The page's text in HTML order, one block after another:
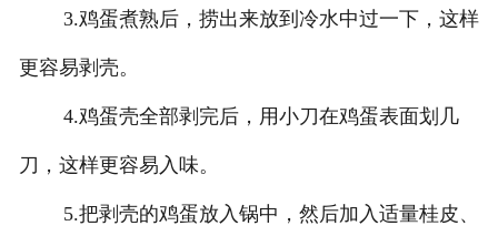
3.鸡蛋煮熟后，捞出来放到冷水中过一下，这样
更容易剥壳。
4.鸡蛋壳全部剥完后，用小刀在鸡蛋表面划几
刀，这样更容易入味。
5.把剥壳的鸡蛋放入锅中，然后加入适量桂皮、